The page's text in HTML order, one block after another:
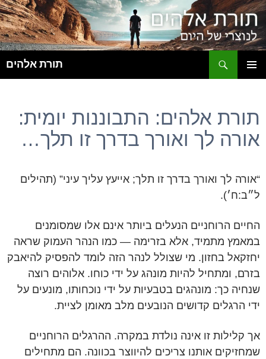
תורת אלהים
תורת אלהים: התבוננות יומית:
אורה לך ואורך בדרך זו תלך…
“אורה לך ואורך בדרך זו תלך; אייעץ עליך עיני” (תהילים
ל״ב:ח׳).
החיים הרוחניים הנעלים ביותר אינם אלו שמסומנים
במאמץ מתמיד, אלא בזרימה — כמו הנהר העמוק שראה
יחזקאל בחזון. מי שצולל לנהר הזה לומד להפסיק להיאבק
בזרם, ומתחיל להיות מונהג על ידי כוחו. אלוהים רוצה
שנחיה כך: מונהגים בטבעיות על ידי נוכחותו, מונעים על
ידי הרגלים קדושים הנובעים מלב מאומן לציית.
אך קלילות זו אינה נולדת במקרה. ההרגלים הרוחניים
שמחזיקים אותנו צריכים להיווצר בכוונה. הם מתחילים